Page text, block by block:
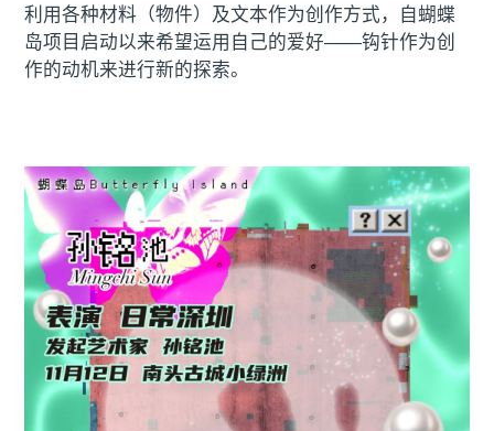
利用各种材料（物件）及文本作为创作方式，自蝴蝶
岛项目启动以来希望运用自己的爱好——钩针作为创
作的动机来进行新的探索。